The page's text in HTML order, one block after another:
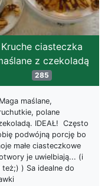
Kruche ciasteczka
z czekoladą
285
maślane,
polane
IDEAŁ! Często
podwójną porcję bo
małe ciasteczkowe
je uwielbiają... (i
też;) ) Sa idealne do